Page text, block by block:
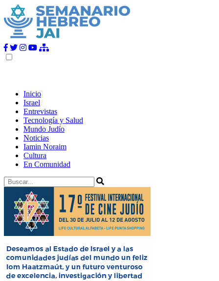
Inicio
Israel
Entrevistas
Tecnología y Salud
Mundo Judío
Noticias
Iamin Noraim
Cultura
En Comunidad